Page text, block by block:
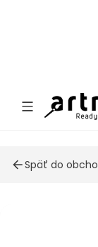
Späť do